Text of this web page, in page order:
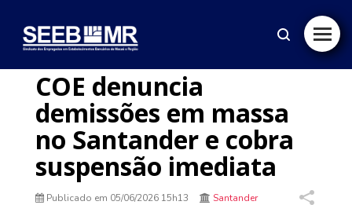
COE denuncia
demissões em massa
no Santander e cobra
suspensão imediata
Publicado em 05/06/2026 15h13 Santander